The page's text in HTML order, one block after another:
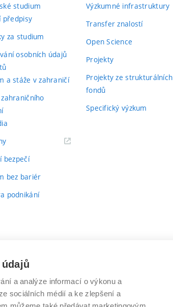
studium
předpisy
za studium
osobních údajů
a stáže v zahraničí
(externí
bezpečí
bez bariér
podnikání
Výzkumné infrastruktury
Transfer znalostí
Open Science
Projekty
Projekty ze strukturálních
fondů
Specifický výzkum
UČENÍ TECHNICKÉ V BRNĚ
548/1
www.vut.cz
a analýze informací o výkonu a
sociálních médií a ke zlepšení a